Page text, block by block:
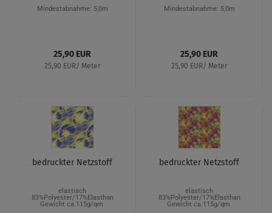
Mindestabnahme: 5,0m
25,90 EUR
25,90 EUR/ Meter
Mindestabnahme: 5,0m
25,90 EUR
25,90 EUR/ Meter
bedruckter Netzstoff
elastisch
83%Polyester/17%Elasthan
Gewicht ca.115g/qm
bedruckter Netzstoff
elastisch
83%Polyester/17%Elasthan
Gewicht ca.115g/qm